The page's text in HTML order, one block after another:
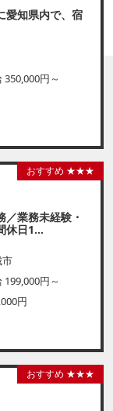
愛知県内で、宿
350,000円～
おすすめ ★★★
／業務未経験・
休日1...
199,000円～
円
おすすめ ★★★